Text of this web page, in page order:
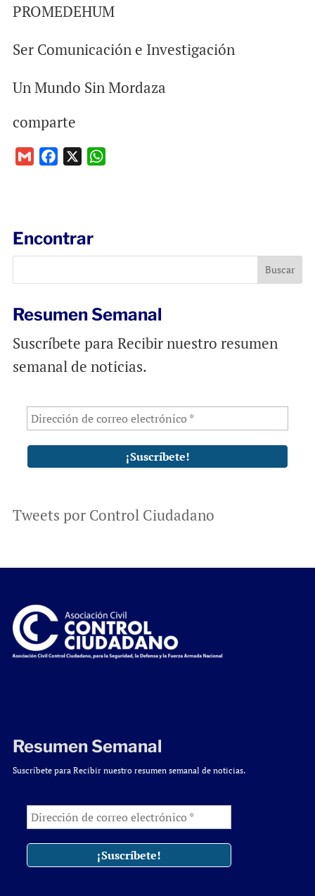
PROMEDEHUM
Ser Comunicación e Investigación
Un Mundo Sin Mordaza
comparte
o
k
p
Encontrar
Resumen Semanal
Suscríbete para Recibir nuestro resumen
semanal de noticias.
Tweets por Control Ciudadano
Resumen Semanal
Suscríbete para Recibir nuestro resumen semanal de noticias.